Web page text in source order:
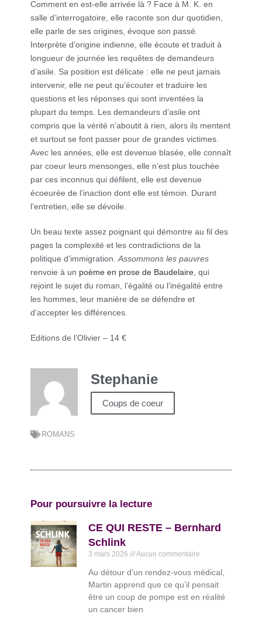
Comment en est-elle arrivée là ? Face à M. K. en
salle d’interrogatoire, elle raconte son dur quotidien,
elle parle de ses origines, évoque son passé.
Interprète d’origine indienne, elle écoute et traduit à
longueur de journée les requêtes de demandeurs
d’asile. Sa position est délicate : elle ne peut jamais
intervenir, elle ne peut qu’écouter et traduire les
questions et les réponses qui sont inventées la
plupart du temps. Les demandeurs d’asile ont
compris que la vérité n’aboutit à rien, alors ils mentent
et surtout se font passer pour de grandes victimes.
Avec les années, elle est devenue blasée, elle connaît
par coeur leurs mensonges, elle n’est plus touchée
par ces inconnus qui défilent, elle est devenue
écoeurée de l’inaction dont elle est témoin. Durant
l’entretien, elle se dévoile.
Un beau texte assez poignant qui démontre au fil des
pages la complexité et les contradictions de la
politique d’immigration.Assommons les pauvres
renvoie à un poème en prose de Baudelaire, qui
rejoint le sujet du roman, l’égalité ou l’inégalité entre
les hommes, leur manière de se défendre et
d’accepter les différences.
Editions de l’Olivier – 14 €
Stephanie
Coups de coeur
ROMANS
Pour poursuivre la lecture
CE QUI RESTE – Bernhard
Schlink
3 mars 2026 Aucun commentaire
Au détour d’un rendez-vous médical,
Martin apprend que ce qu’il pensait
être un coup de pompe est en réalité
un cancer bien